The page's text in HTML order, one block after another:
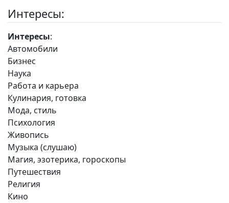
Интересы:
Интересы:
Автомобили
Бизнес
Наука
Работа и карьера
Кулинария, готовка
Мода, стиль
Психология
Живопись
Музыка (слушаю)
Магия, эзотерика, гороскопы
Путешествия
Религия
Кино